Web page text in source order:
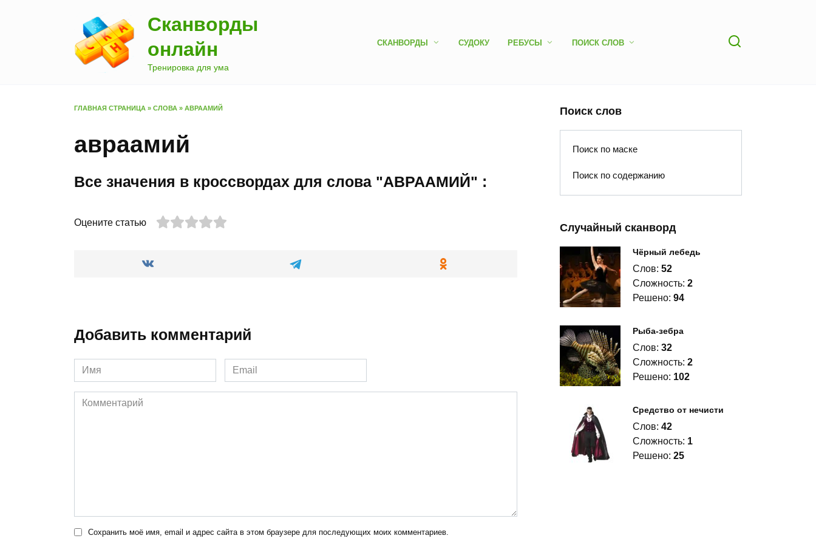
Сканворды
онлайн
Тренировка для ума
СКАНВОРДЫ СУДОКУ РЕБУСЫ ПОИСК СЛОВ
ГЛАВНАЯ СТРАНИЦА » СЛОВА » АВРААМИЙ
авраамий
Все значения в кроссвордах для слова "АВРААМИЙ" :
Оцените статью
Добавить комментарий
Имя
*
Email
*
Комментарий
Сохранить моё имя, email и адрес сайта в этом браузере для последующих моих комментариев.
Поиск слов
Поиск по маске
Поиск по содержанию
Случайный сканворд
Чёрный лебедь
Слов: 52
Сложность: 2
Решено: 94
Рыба-зебра
Слов: 32
Сложность: 2
Решено: 102
Средство от нечисти
Слов: 42
Сложность: 1
Решено: 25